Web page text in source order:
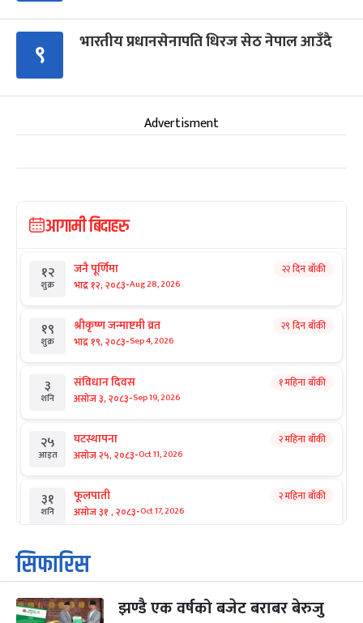
९ भारतीय प्रधानसेनापति धिरज सेठ नेपाल आउँदै
Advertisment
आगामी बिदाहरु
१२
शुक्र
जनै पूर्णिमा
भाद्र १२, २०८३-Aug 28, 2026
२२ दिन बाँकी
१९
शुक्र
श्रीकृष्ण जन्माष्टमी व्रत
भाद्र १९, २०८३-Sep 4, 2026
२९ दिन बाँकी
३
शनि
संविधान दिवस
असोज ३, २०८३-Sep 19, 2026
१ महिना बाँकी
२५
आइत
घटस्थापना
असोज २५, २०८३-Oct 11, 2026
२ महिना बाँकी
३१
शनि
फूलपाती
असोज ३१ , २०८३-Oct 17, 2026
२ महिना बाँकी
१
आइत
कार्तिक सङ्क्रान्ति
कार्तिक १, २०८३
३ महानवमी २ महिना बाँकी
सिफारिस
झण्डै एक वर्षको बजेट बराबर बेरुजु